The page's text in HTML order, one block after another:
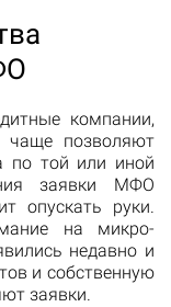
компании,
чаще позволяют
по той или иной
заявки МФО
опускать руки.
на микро-
недавно и
и собственную
заявки.